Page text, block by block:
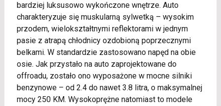
bardziej luksusowo wykończone wnętrze. Auto
charakteryzuje się muskularną sylwetką – wysokim
przodem, wielokształtnymi reflektorami w jednym
pasie z atrapą chłodnicy ozdobioną poprzecznymi
belkami. W standardzie zastosowano napęd na obie
osie. Jak przystało na auto zaprojektowane do
offroadu, zostało ono wyposażone w mocne silniki
benzynowe – od 2.4 do nawet 3.8 litra, o maksymalnej
mocy 250 KM. Wysokoprężne natomiast to modele